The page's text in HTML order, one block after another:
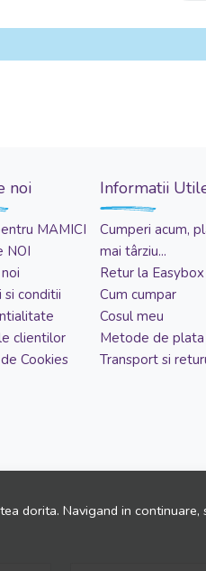
dorita. Navigand in continuare,
noi
MAMICI
NOI
si conditii
clientilor
Cookies
Informatii
Cumperi acum,
mai târziu...
Retur la Easybox
Cum cumpar
Cosul meu
Metode de plata
Transport si